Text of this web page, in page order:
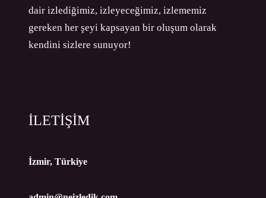
dair izlediğimiz, izleyeceğimiz, izlememiz
gereken her şeyi kapsayan bir oluşum olarak
kendini sizlere sunuyor!
İLETİŞİM
İzmir, Türkiye